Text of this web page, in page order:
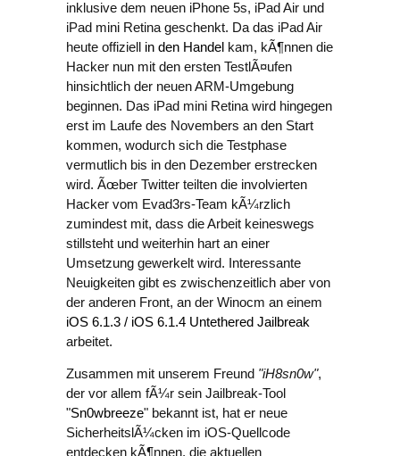
inklusive dem neuen iPhone 5s, iPad Air und
iPad mini Retina geschenkt. Da das iPad Air
heute offiziell in den Handel kam, kÃ¶nnen die
Hacker nun mit den ersten TestlÃ¤ufen
hinsichtlich der neuen ARM-Umgebung
beginnen. Das iPad mini Retina wird hingegen
erst im Laufe des Novembers an den Start
kommen, wodurch sich die Testphase
vermutlich bis in den Dezember erstrecken
wird. Ãœber Twitter teilten die involvierten
Hacker vom Evad3rs-Team kÃ¼rzlich
zumindest mit, dass die Arbeit keineswegs
stillsteht und weiterhin hart an einer
Umsetzung gewerkelt wird. Interessante
Neuigkeiten gibt es zwischenzeitlich aber von
der anderen Front, an der Winocm an einem
iOS 6.1.3 / iOS 6.1.4 Untethered Jailbreak
arbeitet.
Zusammen mit unserem Freund "iH8sn0w",
der vor allem fÃ¼r sein Jailbreak-Tool
"Sn0wbreeze" bekannt ist, hat er neue
SicherheitslÃ¼cken im iOS-Quellcode
entdecken kÃ¶nnen, die aktuellen